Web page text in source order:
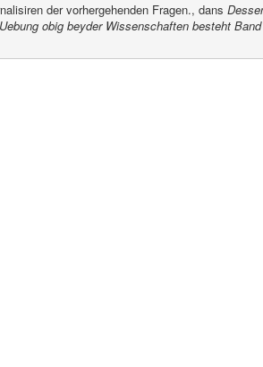
der vorhergehenden Fragen., dans
obig beyder Wissenschaften besteht